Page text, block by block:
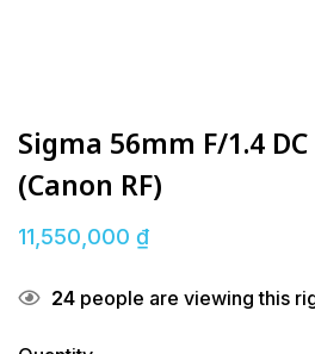
Sigma 56mm F/1.4 DC
(Canon RF)
11,550,000 ₫
24 people are viewing this